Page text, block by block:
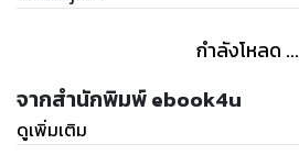
กำลังโหลด ...
จากสำนักพิมพ์ ebook4u
ดูเพิ่มเติม